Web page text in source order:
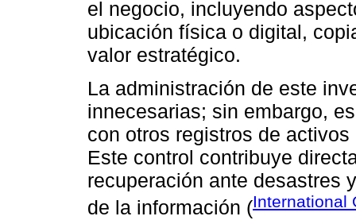
el negocio, incluyendo
ubicación física o digital,
valor estratégico.
La administración de este
innecesarias; sin embargo,
con otros registros de
Este control contribuye
recuperación ante desastres
de la información (International